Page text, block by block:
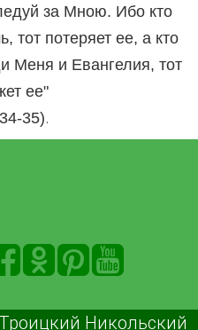
за Мною. Ибо кто
тот потеряет ее, а кто
Меня и Евангелия, тот
ее"
35).
Никольский